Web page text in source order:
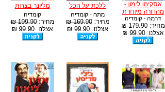
אסקימו לימון -
מהדורה מיוחדת
דרמה - קומדיה
מחיר:179.90 ₪
אצלנו: 99.90 ₪
ללכת על הכל
מתח - קומדיה
מחיר:169.90 ₪
אצלנו: 99.90 ₪
מליונר בצרות
קומדיה
מחיר:199.90 ₪
אצלנו: 99.90 ₪